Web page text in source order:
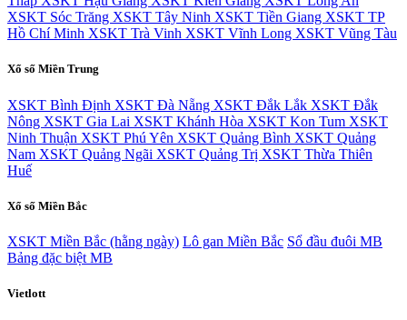
XSKT Sóc Trăng XSKT Tây Ninh XSKT Tiền Giang XSKT TP
Hồ Chí Minh XSKT Trà Vinh XSKT Vĩnh Long XSKT Vũng Tàu
Xổ số Miền Trung
XSKT Bình Định XSKT Đà Nẵng XSKT Đắk Lắk XSKT Đắk
Nông XSKT Gia Lai XSKT Khánh Hòa XSKT Kon Tum XSKT
Ninh Thuận XSKT Phú Yên XSKT Quảng Bình XSKT Quảng
Nam XSKT Quảng Ngãi XSKT Quảng Trị XSKT Thừa Thiên
Huế
Xổ số Miền Bắc
XSKT Miền Bắc (hằng ngày) Lô gan Miền Bắc Sổ đầu đuôi MB
Bảng đặc biệt MB
Vietlott